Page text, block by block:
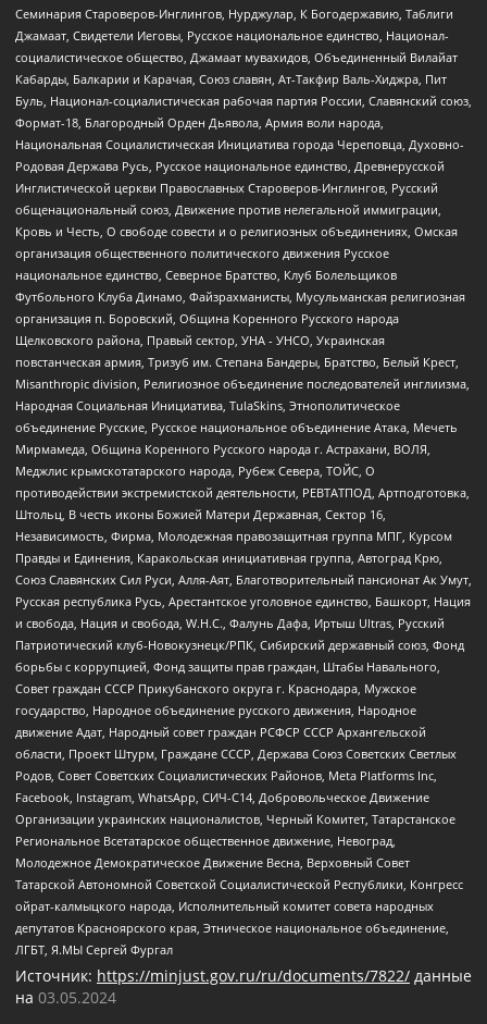
Семинария Староверов-Инглингов, Нурджулар, К Богодержавию, Таблиги
Джамаат, Свидетели Иеговы, Русское национальное единство, Национал-
социалистическое общество, Джамаат мувахидов, Объединенный Вилайат
Кабарды, Балкарии и Карачая, Союз славян, Ат-Такфир Валь-Хиджра, Пит
Буль, Национал-социалистическая рабочая партия России, Славянский союз,
Формат-18, Благородный Орден Дьявола, Армия воли народа,
Национальная Социалистическая Инициатива города Череповца, Духовно-
Родовая Держава Русь, Русское национальное единство, Древнерусской
Инглистической церкви Православных Староверов-Инглингов, Русский
общенациональный союз, Движение против нелегальной иммиграции,
Кровь и Честь, О свободе совести и о религиозных объединениях, Омская
организация общественного политического движения Русское
национальное единство, Северное Братство, Клуб Болельщиков
Футбольного Клуба Динамо, Файзрахманисты, Мусульманская религиозная
организация п. Боровский, Община Коренного Русского народа
Щелковского района, Правый сектор, УНА - УНСО, Украинская
повстанческая армия, Тризуб им. Степана Бандеры, Братство, Белый Крест,
Misanthropic division, Религиозное объединение последователей инглиизма,
Народная Социальная Инициатива, TulaSkins, Этнополитическое
объединение Русские, Русское национальное объединение Атака, Мечеть
Мирмамеда, Община Коренного Русского народа г. Астрахани, ВОЛЯ,
Меджлис крымскотатарского народа, Рубеж Севера, ТОЙС, О
противодействии экстремистской деятельности, РЕВТАТПОД, Артподготовка,
Штольц, В честь иконы Божией Матери Державная, Сектор 16,
Независимость, Фирма, Молодежная правозащитная группа МПГ, Курсом
Правды и Единения, Каракольская инициативная группа, Автоград Крю,
Союз Славянских Сил Руси, Алля-Аят, Благотворительный пансионат Ак Умут,
Русская республика Русь, Арестантское уголовное единство, Башкорт, Нация
и свобода, Нация и свобода, W.H.С., Фалунь Дафа, Иртыш Ultras, Русский
Патриотический клуб-Новокузнецк/РПК, Сибирский державный союз, Фонд
борьбы с коррупцией, Фонд защиты прав граждан, Штабы Навального,
Совет граждан СССР Прикубанского округа г. Краснодара, Мужское
государство, Народное объединение русского движения, Народное
движение Адат, Народный совет граждан РСФСР СССР Архангельской
области, Проект Штурм, Граждане СССР, Держава Союз Советских Светлых
Родов, Совет Советских Социалистических Районов, Meta Platforms Inc,
Facebook, Instagram, WhatsApp, СИЧ-С14, Добровольческое Движение
Организации украинских националистов, Черный Комитет, Татарстанское
Региональное Всетатарское общественное движение, Невоград,
Молодежное Демократическое Движение Весна, Верховный Совет
Татарской Автономной Советской Социалистической Республики, Конгресс
ойрат-калмыцкого народа, Исполнительный комитет совета народных
депутатов Красноярского края, Этническое национальное объединение,
ЛГБТ, Я.МЫ Сергей Фургал
Источник: https://minjust.gov.ru/ru/documents/7822/ данные
на 03.05.2024